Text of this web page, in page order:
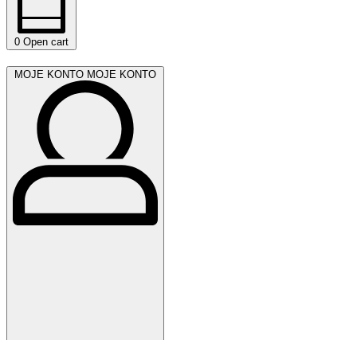
0 Open cart
MOJE KONTO MOJE KONTO